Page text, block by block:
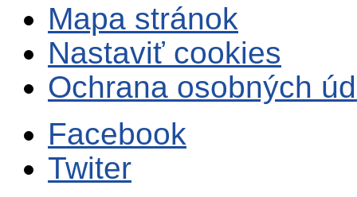
Mapa stránok
Nastaviť cookies
Ochrana osobných
Facebook
Twiter